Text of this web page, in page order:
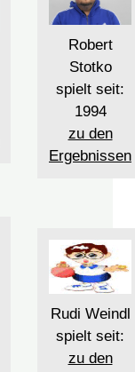
Robert
Stotko
spielt seit:
1994
zu den
Ergebnissen
Rudi Weindl
spielt seit:
zu den